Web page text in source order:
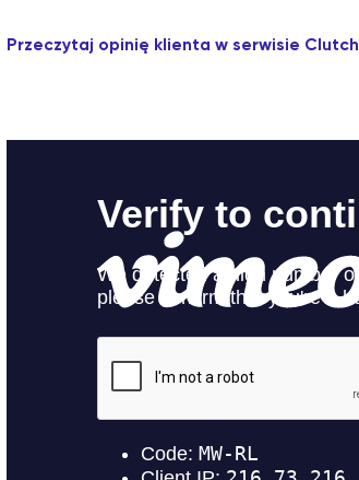
Przeczytaj opinię klienta w serwisie Clutch